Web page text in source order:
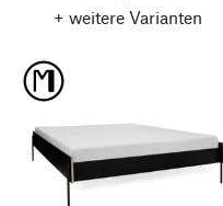
+ weitere Varianten